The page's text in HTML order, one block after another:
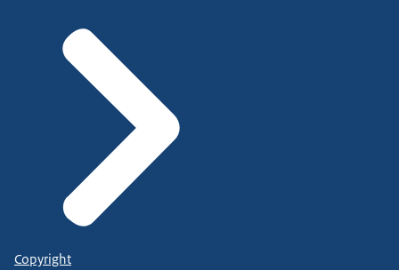
Copyright